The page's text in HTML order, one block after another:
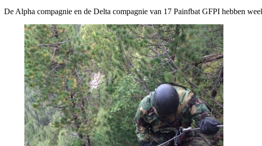
De Alpha compagnie en de Delta compagnie van 17 Painfbat GFPI hebben